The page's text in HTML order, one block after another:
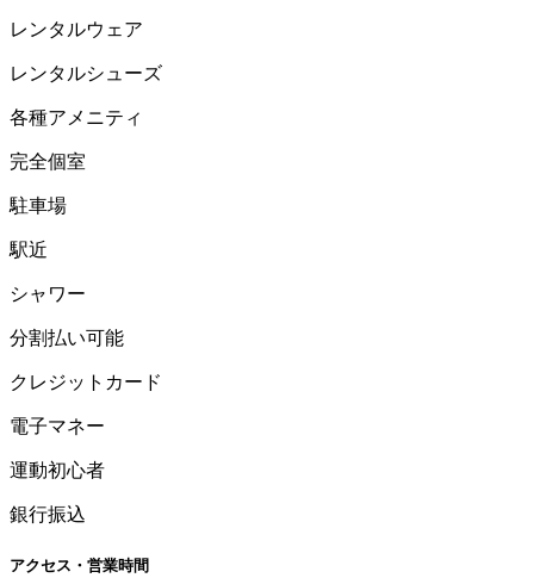
レンタルウェア
レンタルシューズ
各種アメニティ
完全個室
駐車場
駅近
シャワー
分割払い可能
クレジットカード
電子マネー
運動初心者
銀行振込
アクセス・営業時間